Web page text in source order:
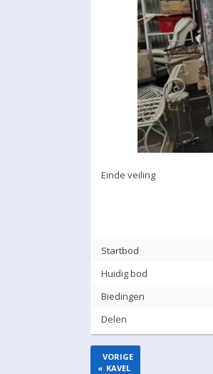
Einde veiling
Startbod
Huidig bod
Biedingen
Delen
«
VORIGE
KAVEL